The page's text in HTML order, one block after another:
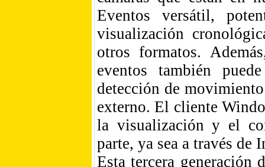
Eventos versátil,
visualización
otros formatos.
eventos también
detección de
externo. El cliente
la visualización y el
parte, ya sea a través de
Esta tercera generación